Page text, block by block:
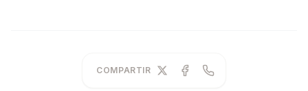
COMPARTIR